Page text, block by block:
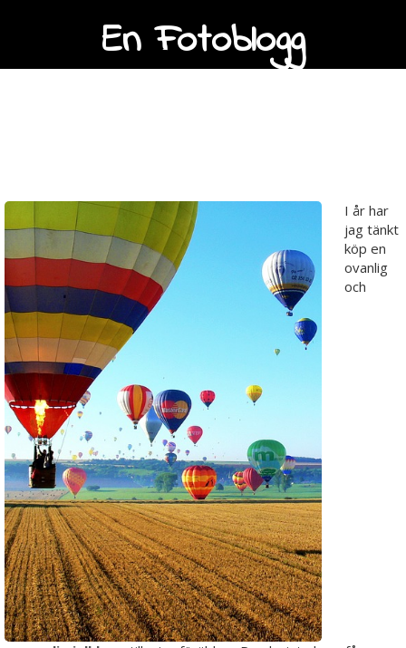
En Fotoblogg
I år har
jag tänkt
köp en
ovanlig
och